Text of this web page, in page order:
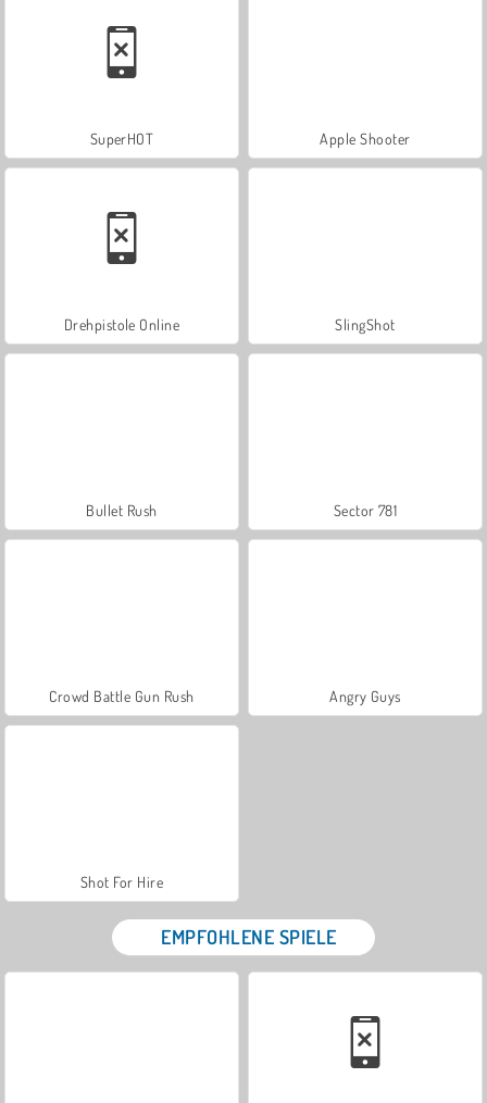
SuperHOT Apple Shooter
Drehpistole Online SlingShot
Bullet Rush Sector 781
Crowd Battle Gun Rush Angry Guys
Shot For Hire
EMPFOHLENE SPIELE